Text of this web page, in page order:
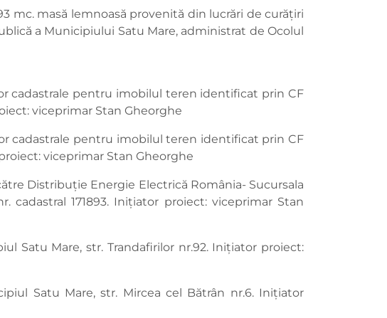
mc. masă lemnoasă provenită din lucrări de curățiri
a Municipiului Satu Mare, administrat de Ocolul
cadastrale pentru imobilul teren identificat prin CF
viceprimar Stan Gheorghe
cadastrale pentru imobilul teren identificat prin CF
viceprimar Stan Gheorghe
Distribuție Energie Electrică România- Sucursala
171893. Inițiator proiect: viceprimar Stan
Satu Mare, str. Trandafirilor nr.92. Inițiator proiect:
Satu Mare, str. Mircea cel Bătrân nr.6. Inițiator